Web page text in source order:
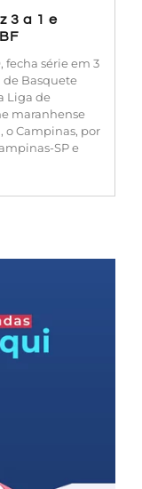
3 a 1 e
fecha série em 3
de Basquete
Liga de
maranhense
o Campinas, por
SP e